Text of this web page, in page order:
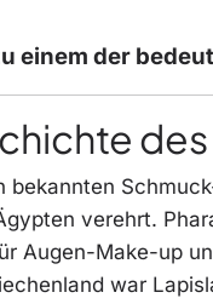
einem der
des
bekannten
verehrt.
Augen-Make-up
war